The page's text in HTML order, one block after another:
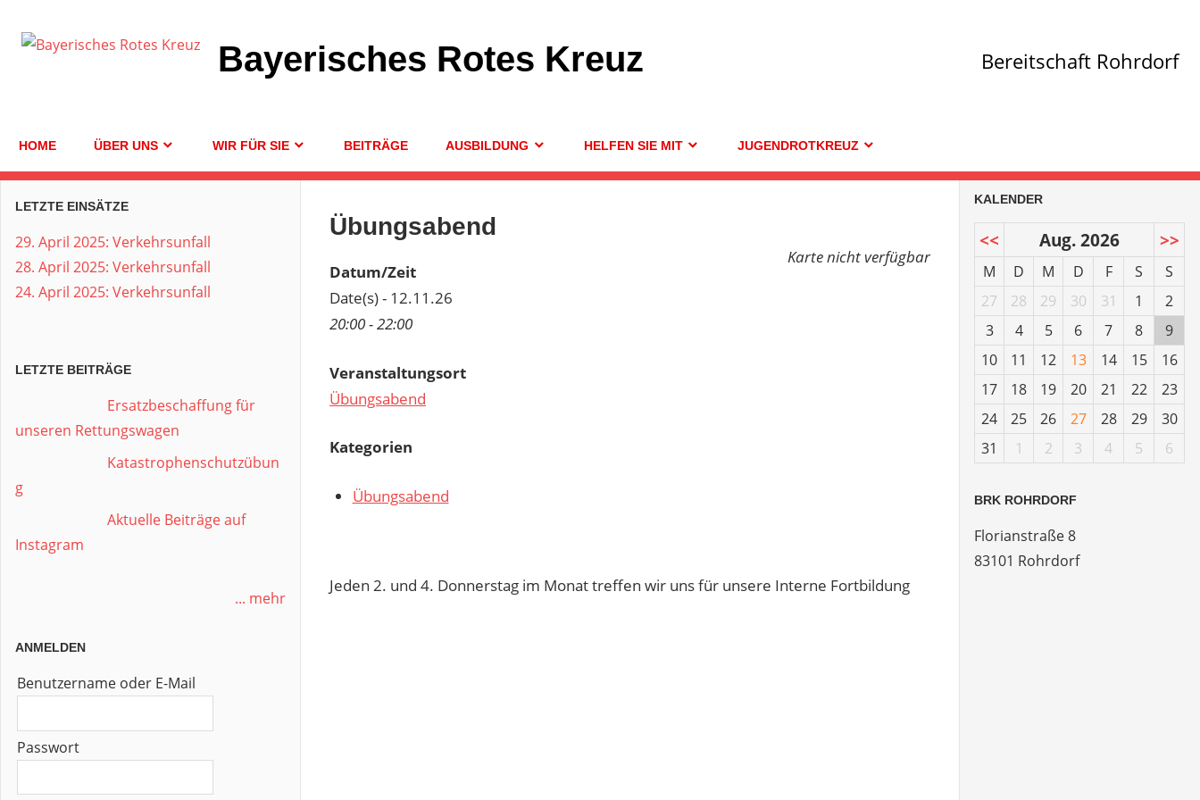
Inhalt
Bayerisches Rotes Kreuz Bereitschaft Rohrdorf
HOME ÜBER UNS WIR FÜR SIE BEITRÄGE AUSBILDUNG HELFEN SIE MIT JUGENDROTKREUZ
Übungsabend
Karte nicht verfügbar
Datum/Zeit
Date(s) - 12.11.26
20:00 - 22:00
Veranstaltungsort
Übungsabend
Kategorien
Übungsabend
Jeden 2. und 4. Donnerstag im Monat treffen wir uns für unsere Interne Fortbildung
LETZTE EINSÄTZE
29. April 2025: Verkehrsunfall
28. April 2025: Verkehrsunfall
24. April 2025: Verkehrsunfall
LETZTE BEITRÄGE
Ersatzbeschaffung für
unseren Rettungswagen
Katastrophenschutzübun
g
Aktuelle Beiträge auf
Instagram
... mehr
ANMELDEN
Benutzername oder E-Mail
Passwort
KALENDER
<< Aug. 2026 >>
M D M D F S
S
27
28 29 30 31 1
2
3
4 5 6 7 8
9
10
11 12 13 14 15
16
17
18 19 20 21 22
23
24
25 26 27 28 29
30
31
1 2 3 4 5 6
BRK ROHRDORF
Florianstraße 8
83101 Rohrdorf